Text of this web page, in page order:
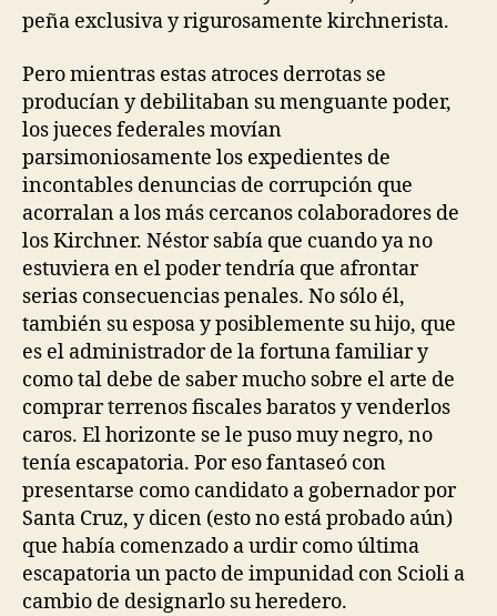
peña exclusiva y rigurosamente kirchnerista.
Pero mientras estas atroces derrotas se
producían y debilitaban su menguante poder,
los jueces federales movían
parsimoniosamente los expedientes de
incontables denuncias de corrupción que
acorralan a los más cercanos colaboradores de
los Kirchner. Néstor sabía que cuando ya no
estuviera en el poder tendría que afrontar
serias consecuencias penales. No sólo él,
también su esposa y posiblemente su hijo, que
es el administrador de la fortuna familiar y
como tal debe de saber mucho sobre el arte de
comprar terrenos fiscales baratos y venderlos
caros. El horizonte se le puso muy negro, no
tenía escapatoria. Por eso fantaseó con
presentarse como candidato a gobernador por
Santa Cruz, y dicen (esto no está probado aún)
que había comenzado a urdir como última
escapatoria un pacto de impunidad con Scioli a
cambio de designarlo su heredero.